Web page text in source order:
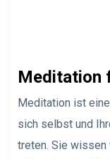
Meditation
Meditation ist
sich selbst und
treten. Sie wissen